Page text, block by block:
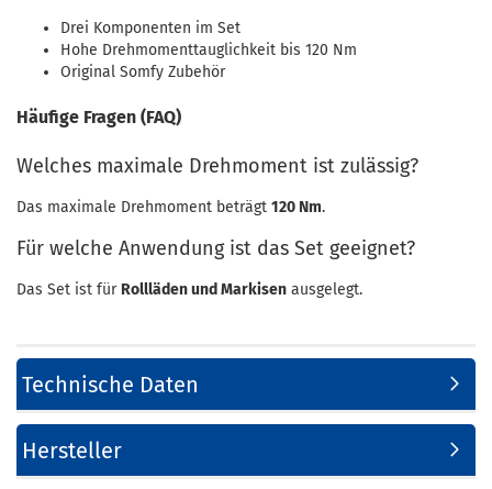
Drei Komponenten im Set
Hohe Drehmomenttauglichkeit bis 120 Nm
Original Somfy Zubehör
Häufige Fragen (FAQ)
Welches maximale Drehmoment ist zulässig?
Das maximale Drehmoment beträgt 120 Nm.
Für welche Anwendung ist das Set geeignet?
Das Set ist für Rollläden und Markisen ausgelegt.
Technische Daten
Hersteller